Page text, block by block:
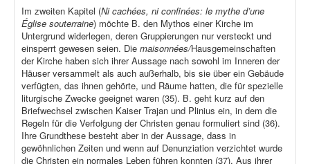
Im zweiten Kapitel (Ni cachées, ni confinées: le mythe d’une
Église souterraine) möchte B. den Mythos einer Kirche im
Untergrund widerlegen, deren Gruppierungen nur versteckt und
einsperrt gewesen seien. Die maisonnées/Hausgemeinschaften
der Kirche haben sich ihrer Aussage nach sowohl im Inneren der
Häuser versammelt als auch außerhalb, bis sie über ein Gebäude
verfügten, das ihnen gehörte, und Räume hatten, die für spezielle
liturgische Zwecke geeignet waren (35). B. geht kurz auf den
Briefwechsel zwischen Kaiser Trajan und Plinius ein, in dem die
Regeln für die Verfolgung der Christen genau formuliert sind (36).
Ihre Grundthese besteht aber in der Aussage, dass in
gewöhnlichen Zeiten und wenn auf Denunziation verzichtet wurde
die Christen ein normales Leben führen konnten (37). Aus ihrer